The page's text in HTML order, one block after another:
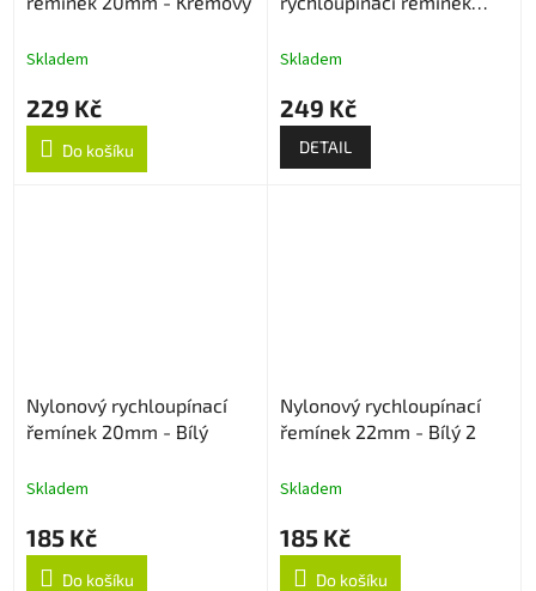
Skladem
229 Kč
Do košíku
Skladem
249 Kč
DETAIL
Nylonový rychloupínací
řemínek 20mm - Bílý
Skladem
185 Kč
Do košíku
Nylonový rychloupínací
řemínek 22mm - Bílý 2
Skladem
185 Kč
Do košíku